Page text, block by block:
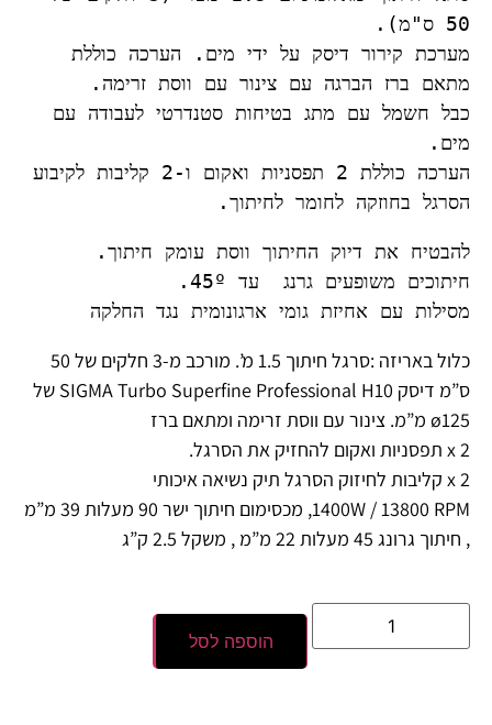
הסרגל בחוזקה לחומר לחיתוך.
מסילות עם אחיזת גומי ארגונומית נגד החלקה
כלול באריזה :
סרגל חיתוך 1.5 מ’. מורכב מ-3 חלקים של 50
ס”מ דיסק SIGMA Turbo Superfine Professional H10 של
ø125 מ”מ. צינור עם ווסת זרימה ומתאם ברז
x 2 תפסניות ואקום להחזיק את הסרגל.
x 2 קליבות לחיזוק הסרגל תיק נשיאה איכותי
1400W / 13800 RPM, מכסימום חיתוך ישר 90 מעלות 39 מ”מ
, חיתוך גרונג 45 מעלות 22 מ”מ , משקל 2.5 ק”ג
הוספה לסל